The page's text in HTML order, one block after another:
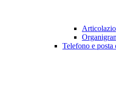
Telefono e posta